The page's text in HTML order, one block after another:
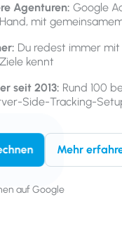
Agenturen: Google
mit
Du redest immer
kennt
seit 2013: Rund 100
Side-Tracking-
Mehr
auf Google